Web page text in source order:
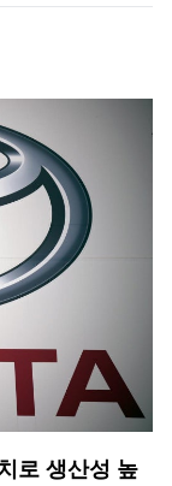
로 생산성 높